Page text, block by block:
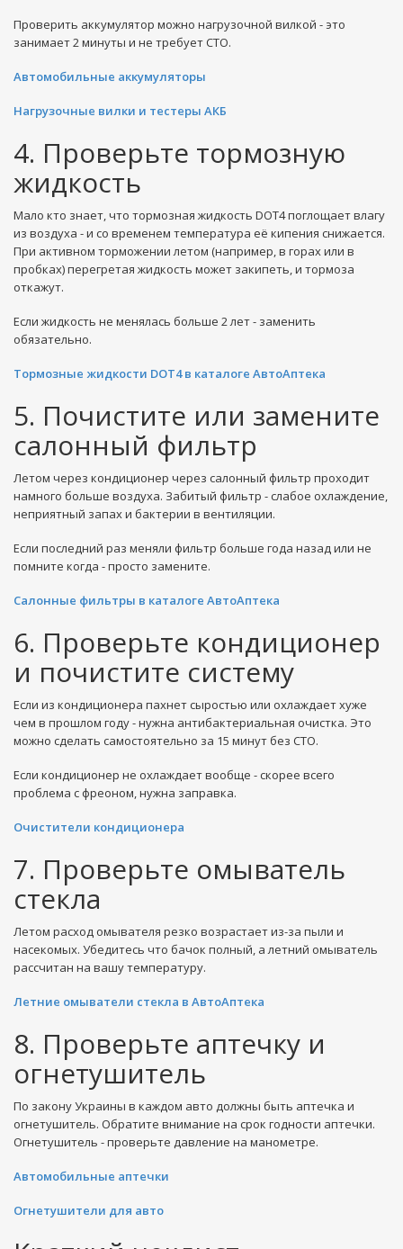
Проверить аккумулятор можно нагрузочной вилкой - это
занимает 2 минуты и не требует СТО.
Автомобильные аккумуляторы
Нагрузочные вилки и тестеры АКБ
4. Проверьте тормозную
жидкость
Мало кто знает, что тормозная жидкость DOT4 поглощает влагу
из воздуха - и со временем температура её кипения снижается.
При активном торможении летом (например, в горах или в
пробках) перегретая жидкость может закипеть, и тормоза
откажут.
Если жидкость не менялась больше 2 лет - заменить
обязательно.
Тормозные жидкости DOT4 в каталоге АвтоАптека
5. Почистите или замените
салонный фильтр
Летом через кондиционер через салонный фильтр проходит
намного больше воздуха. Забитый фильтр - слабое охлаждение,
неприятный запах и бактерии в вентиляции.
Если последний раз меняли фильтр больше года назад или не
помните когда - просто замените.
Салонные фильтры в каталоге АвтоАптека
6. Проверьте кондиционер
и почистите систему
Если из кондиционера пахнет сыростью или охлаждает хуже
чем в прошлом году - нужна антибактериальная очистка. Это
можно сделать самостоятельно за 15 минут без СТО.
Если кондиционер не охлаждает вообще - скорее всего
проблема с фреоном, нужна заправка.
Очистители кондиционера
7. Проверьте омыватель
стекла
Летом расход омывателя резко возрастает из-за пыли и
насекомых. Убедитесь что бачок полный, а летний омыватель
рассчитан на вашу температуру.
Летние омыватели стекла в АвтоАптека
8. Проверьте аптечку и
огнетушитель
По закону Украины в каждом авто должны быть аптечка и
огнетушитель. Обратите внимание на срок годности аптечки.
Огнетушитель - проверьте давление на манометре.
Автомобильные аптечки
Огнетушители для авто